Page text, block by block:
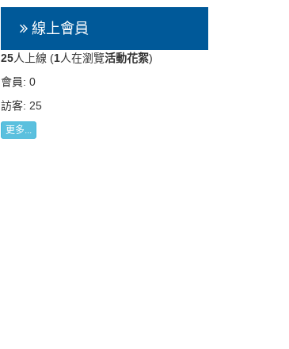
線上會員
25人上線 (1人在瀏覽活動花絮)
會員: 0
訪客: 25
更多...